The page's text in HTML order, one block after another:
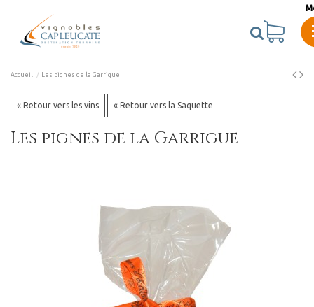
Accueil Les pignes de la Garrigue
« Retour vers les vins « Retour vers la Saquette
Les pignes de la Garrigue